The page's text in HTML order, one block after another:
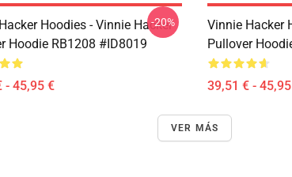
Hoodies - Vinnie Hacker
Hoodie RB1208 #ID8019
- 45,95 €
-20%
Vinnie Hacker
Pullover
39,51 € -
VER MÁS